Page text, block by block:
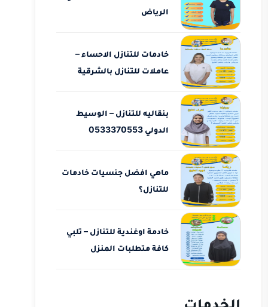
الرياض
خادمات للتنازل الاحساء –
عاملات للتنازل بالشرقية
بنقاليه للتنازل – الوسيط
الدولي 0533370553
ماهي افضل جنسيات خادمات
للتنازل؟
خادمة اوغندية للتنازل – تلبي
كافة متطلبات المنزل
الخدمات